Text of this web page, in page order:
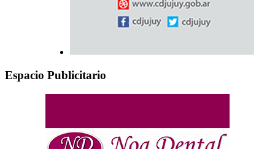
Espacio Publicitario